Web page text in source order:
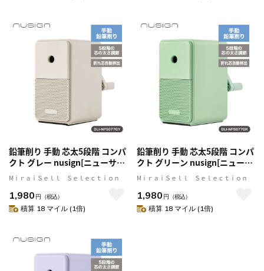
鉛筆削り 手動 芯太5段階 コンパ
クト グレー nusign[ニューサイ
ン] DLI-NPS077GY
MⅰｒａｉＳｅｌｌ Ｓｅｌｅｃｔｉｏｎ
1,980 円 （税込）
積算 18 マイル (1倍)
鉛筆削り 手動 芯太5段階 コンパ
クト グリーン nusign[ニューサ
イン] DLI-NPS077GR
MⅰｒａｉＳｅｌｌ Ｓｅｌｅｃｔｉｏｎ
1,980 円 （税込）
積算 18 マイル (1倍)